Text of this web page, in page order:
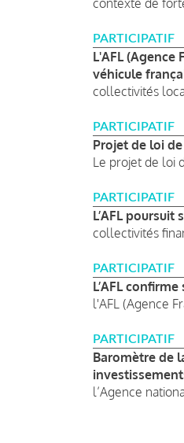
PARTICIPATIF
L'AFL (Agence
véhicule
collectivités
PARTICIPATIF
Projet de loi
Le projet de loi
PARTICIPATIF
L’AFL
collectivités
PARTICIPATIF
L’AFL
l'AFL (Agence
PARTICIPATIF
Baromètre de
l’Agence